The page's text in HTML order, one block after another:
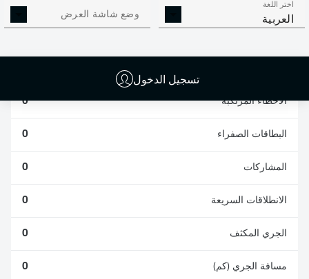
اختر اللغة
العربية وضع شاشة العرض
تسجيل الدخول
الافتكاكات الناجحة
الأخطاء المرتكبة 0
البطاقات الصفراء 0
المشاركات 0
الانطلاقات السريعة 0
الجري المكثف 0
مسافة الجري (كم) 0